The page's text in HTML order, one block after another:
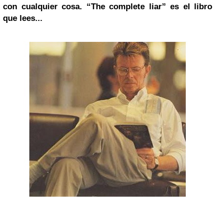
con cualquier cosa. “The complete liar” es el libro
que lees...